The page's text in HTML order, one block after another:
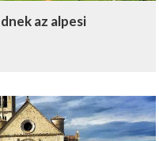
az alpesi